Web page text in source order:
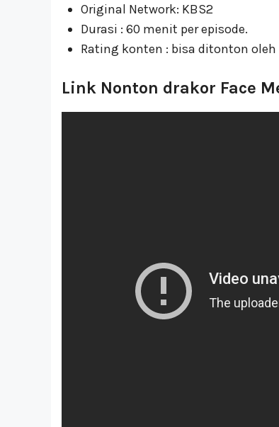
Original Network: KBS2
Durasi : 60 menit per episode.
Rating konten : bisa ditonton
Link Nonton drakor Face